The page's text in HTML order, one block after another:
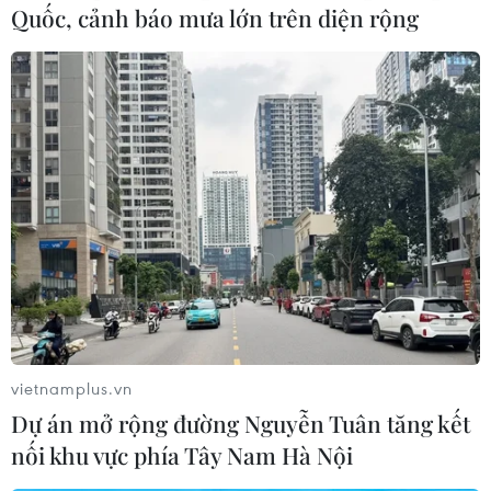
hay thủ môn Tiến Dũng sẽ có cơ hội ra sân ngay
từ đầu.
Huấn luyện viên Park Hang Seo cho biết sẽ không đưa ra sân
đội hình mạnh nhất trong trận gặp Brunei. (Ảnh: Hoàng Linh)
Quốc, cảnh báo mưa lớn trên diện rộng
vietnamplus.vn
Dự án mở rộng đường Nguyễn Tuân tăng kết
nối khu vực phía Tây Nam Hà Nội